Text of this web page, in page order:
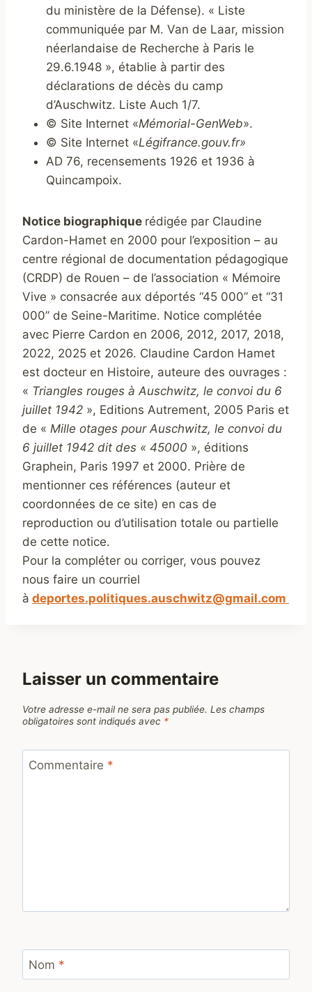
du ministère de la Défense). « Liste
communiquée par M. Van de Laar, mission
néerlandaise de Recherche à Paris le
29.6.1948 », établie à partir des
déclarations de décès du camp
d’Auschwitz. Liste Auch 1/7.
© Site Internet «Mémorial-GenWeb».
© Site Internet «Légifrance.gouv.fr»
AD 76, recensements 1926 et 1936 à
Quincampoix.
Notice biographique rédigée par Claudine
Cardon-Hamet en 2000 pour l’exposition – au
centre régional de documentation pédagogique
(CRDP) de Rouen – de l’association « Mémoire
Vive » consacrée aux déportés “45 000” et “31
000” de Seine-Maritime. Notice complétée
avec Pierre Cardon en 2006, 2012, 2017, 2018,
2022, 2025 et 2026. Claudine Cardon Hamet
est docteur en Histoire, auteure des ouvrages :
« Triangles rouges à Auschwitz, le convoi du 6
juillet 1942 », Editions Autrement, 2005 Paris et
de « Mille otages pour Auschwitz, le convoi du
6 juillet 1942 dit des « 45000 », éditions
Graphein, Paris 1997 et 2000. Prière de
mentionner ces références (auteur et
coordonnées de ce site) en cas de
reproduction ou d’utilisation totale ou partielle
de cette notice.
Pour la compléter ou corriger, vous pouvez
nous faire un courriel
à deportes.politiques.auschwitz@gmail.com
Laisser un commentaire
Votre adresse e-mail ne sera pas publiée. Les champs
obligatoires sont indiqués avec *
Commentaire *
Nom *